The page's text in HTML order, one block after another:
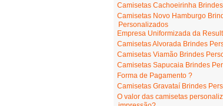
Camisetas Cachoeirinha
Camisetas Novo Hamburgo
Personalizados
Empresa Uniformizada da
Camisetas Alvorada Brindes
Camisetas Viamão Brindes
Camisetas Sapucaia Brindes
Forma de Pagamento ?
Camisetas Gravataí Brindes
O valor das camisetas